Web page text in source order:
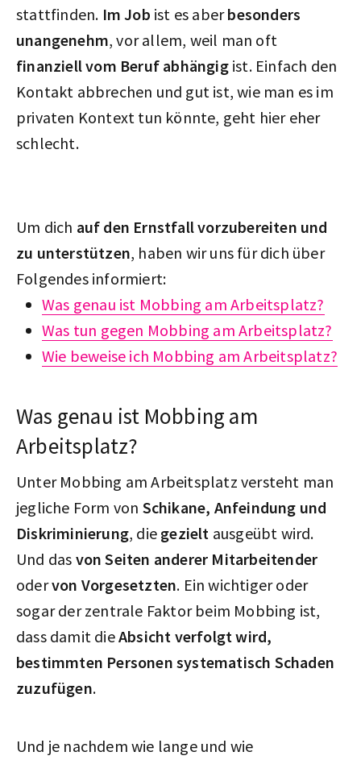
stattfinden. Im Job ist es aberbesonders
unangenehm, vor allem, weil man oft
finanziell vom Beruf abhängigist. Einfach den
Kontakt abbrechen und gut ist, wie man es im
privaten Kontext tun könnte, geht hier eher
schlecht.
Um dich auf den Ernstfall vorzubereiten und
zu unterstützen, haben wir uns für dich über
Folgendes informiert:
Was genau ist Mobbing am Arbeitsplatz?
Was tun gegen Mobbing am Arbeitsplatz?
Wie beweise ich Mobbing am Arbeitsplatz?
Was genau ist Mobbing am
Arbeitsplatz?
Unter Mobbing am Arbeitsplatz versteht man
jegliche Form von Schikane, Anfeindung und
Diskriminierung, die gezielt ausgeübt wird.
Und das von Seiten anderer Mitarbeitender
odervon Vorgesetzten. Ein wichtiger oder
sogar der zentrale Faktor beim Mobbing ist,
dass damit dieAbsicht verfolgt wird,
bestimmten Personen systematisch Schaden
zuzufügen.
Und je nachdem wie lange und wie